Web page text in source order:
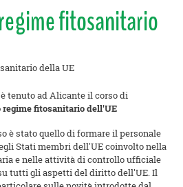
fitosanitario
è tenuto ad Alicante il corso di
regime fitosanitario dell'UE
è stato quello di formare il personale
Stati membri dell'UE coinvolto nella
e nelle attività di controllo ufficiale
tutti gli aspetti del diritto dell'UE. Il